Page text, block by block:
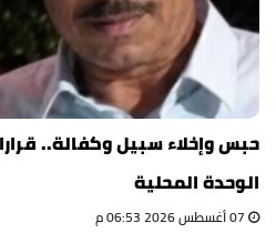
حبس وإخلاء سبيل وكفالة..
الوحدة المحلية